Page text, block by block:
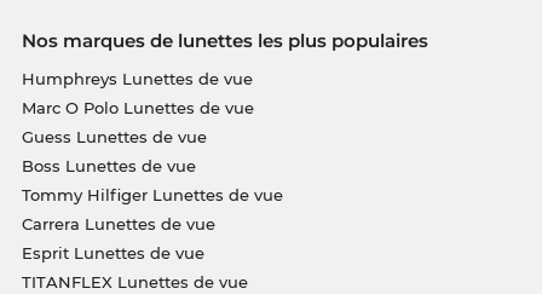
Nos marques de lunettes les plus populaires
Humphreys Lunettes de vue
Marc O Polo Lunettes de vue
Guess Lunettes de vue
Boss Lunettes de vue
Tommy Hilfiger Lunettes de vue
Carrera Lunettes de vue
Esprit Lunettes de vue
TITANFLEX Lunettes de vue